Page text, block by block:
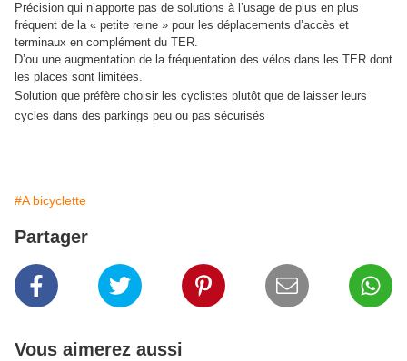
Précision qui n’apporte pas de solutions à l’usage de plus en plus
fréquent de la « petite reine » pour les déplacements d’accès et
terminaux en complément du TER.
D’ou une augmentation de la fréquentation des vélos dans les TER dont
les places sont limitées.
Solution que préfère choisir les cyclistes plutôt que de laisser leurs
cycles dans des parkings peu ou pas sécurisés
#A bicyclette
Partager
Vous aimerez aussi